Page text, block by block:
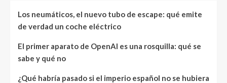
Los neumáticos, el nuevo tubo de escape: qué emite
de verdad un coche eléctrico
El primer aparato de OpenAI es una rosquilla: qué se
sabe y qué no
¿Qué habría pasado si el imperio español no se hubiera